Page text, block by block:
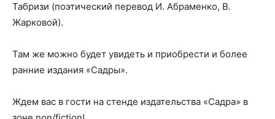
Табризи (поэтический перевод И. Абраменко, В.
Жарковой).
Там же можно будет увидеть и приобрести и более
ранние издания «Садры».
Ждем вас в гости на стенде издательства «Садра» в